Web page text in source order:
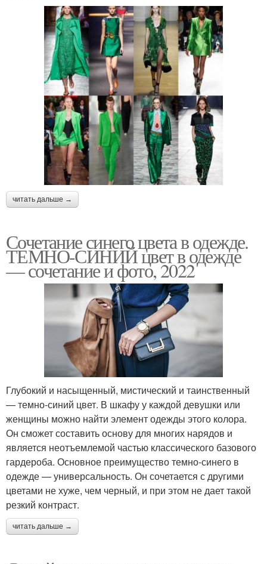
читать дальше →
Сочетание синего цвета в одежде.
ТЕМНО-СИНИЙ цвет в одежде
— сочетание и фото, 2022
Глубокий и насыщенный, мистический и таинственный
— темно-синий цвет. В шкафу у каждой девушки или
женщины можно найти элемент одежды этого колора.
Он сможет составить основу для многих нарядов и
является неотъемлемой частью классического базового
гардероба. Основное преимущество темно-синего в
одежде — универсальность. Он сочетается с другими
цветами не хуже, чем черный, и при этом не дает такой
резкий контраст.
читать дальше →